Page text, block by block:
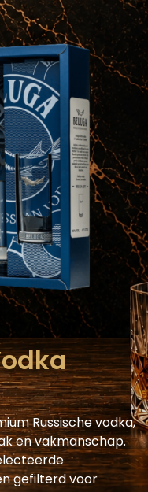
Russische vodka,
en vakmanschap.
gefilterd voor